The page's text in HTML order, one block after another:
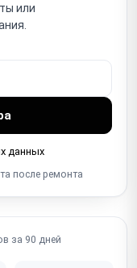
/ программы
(внутреннее/
дверцы
или
данных
после ремонта
за 90 дней